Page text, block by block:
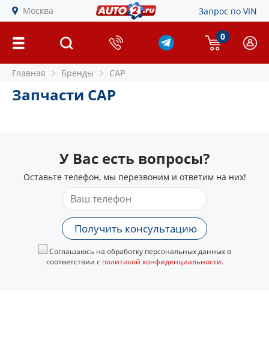
Москва Запрос по VIN
0
Главная Бренды CAP
Запчасти CAP
У Вас есть вопросы?
Оставьте телефон, мы перезвоним и ответим на них!
Получить консультацию
Соглашаюсь на обработку персональных данных в
соответствии с политикой конфиденциальности.